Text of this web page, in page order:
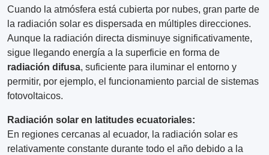
Cuando la atmósfera está cubierta por nubes, gran parte de
la radiación solar es dispersada en múltiples direcciones.
Aunque la radiación directa disminuye significativamente,
sigue llegando energía a la superficie en forma de
radiación difusa, suficiente para iluminar el entorno y
permitir, por ejemplo, el funcionamiento parcial de sistemas
fotovoltaicos.
Radiación solar en latitudes ecuatoriales:
En regiones cercanas al ecuador, la radiación solar es
relativamente constante durante todo el año debido a la